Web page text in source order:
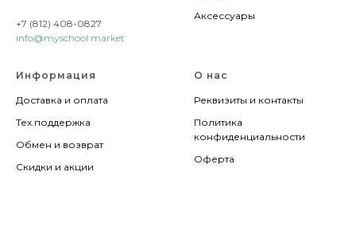
+7 (812) 408-0827
info@myschool.market
Аксессуары
Информация
Доставка и оплата
Тех.поддержка
Обмен и возврат
Скидки и акции
О нас
Реквизиты и контакты
Политика
конфиденциальности
Оферта